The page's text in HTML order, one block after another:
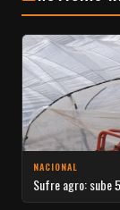
NACIONAL
Sufre agro: